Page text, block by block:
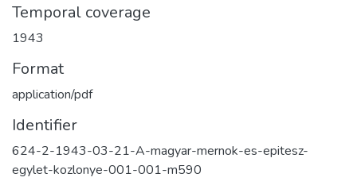
Temporal coverage
1943
Format
application/pdf
Identifier
624-2-1943-03-21-A-magyar-mernok-es-epitesz-
egylet-kozlonye-001-001-m590